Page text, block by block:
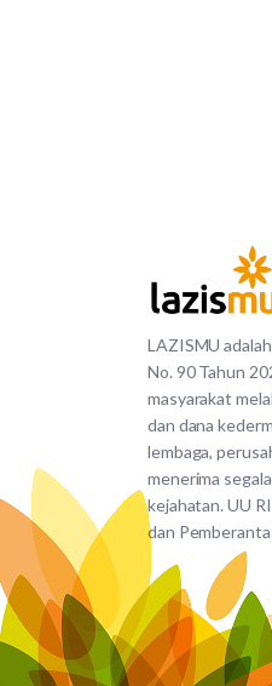
LAZISMU
No. 90 Tahun
masyarakat
dan dana
lembaga,
menerima
kejahatan. UU
dan